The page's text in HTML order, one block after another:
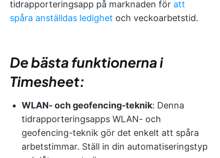
tidrapporteringsapp på marknaden för att
spåra anställdas ledighet och veckoarbetstid.
De bästa funktionerna i
Timesheet:
WLAN- och geofencing-teknik: Denna
tidrapporteringsapps WLAN- och
geofencing-teknik gör det enkelt att spåra
arbetstimmar. Ställ in din automatiseringstyp